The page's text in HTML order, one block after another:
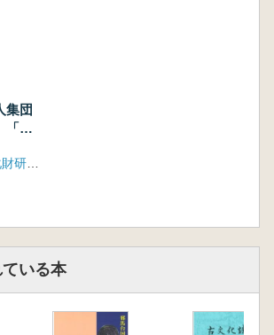
集団
「海
第56回埋蔵文化財研究集会事務局
いる本